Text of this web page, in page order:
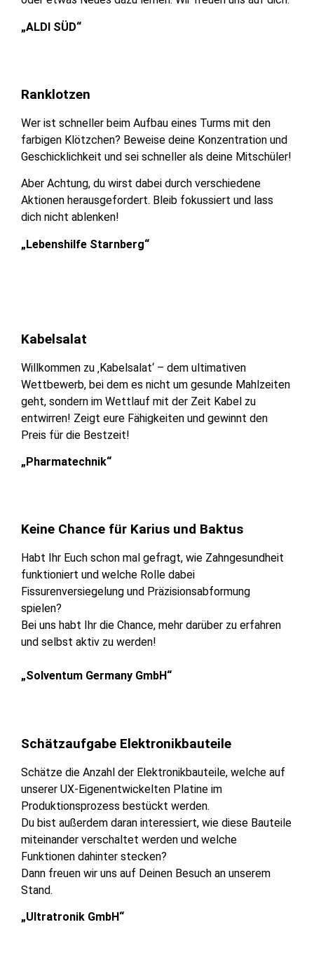
„ALDI SÜD“
Ranklotzen
Wer ist schneller beim Aufbau eines Turms mit den
farbigen Klötzchen? Beweise deine Konzentration und
Geschicklichkeit und sei schneller als deine Mitschüler!
Aber Achtung, du wirst dabei durch verschiedene
Aktionen herausgefordert. Bleib fokussiert und lass
dich nicht ablenken!
„Lebenshilfe Starnberg“
Kabelsalat
Willkommen zu ‚Kabelsalat‘ – dem ultimativen
Wettbewerb, bei dem es nicht um gesunde Mahlzeiten
geht, sondern im Wettlauf mit der Zeit Kabel zu
entwirren! Zeigt eure Fähigkeiten und gewinnt den
Preis für die Bestzeit!
„Pharmatechnik“
Keine Chance für Karius und Baktus
Habt Ihr Euch schon mal gefragt, wie Zahngesundheit
funktioniert und welche Rolle dabei
Fissurenversiegelung und Präzisionsabformung
spielen?
Bei uns habt Ihr die Chance, mehr darüber zu erfahren
und selbst aktiv zu werden!
„Solventum Germany GmbH“
Schätzaufgabe Elektronikbauteile
Schätze die Anzahl der Elektronikbauteile, welche auf
unserer UX-Eigenentwickelten Platine im
Produktionsprozess bestückt werden.
Du bist außerdem daran interessiert, wie diese Bauteile
miteinander verschaltet werden und welche
Funktionen dahinter stecken?
Dann freuen wir uns auf Deinen Besuch an unserem
Stand.
„Ultratronik GmbH“